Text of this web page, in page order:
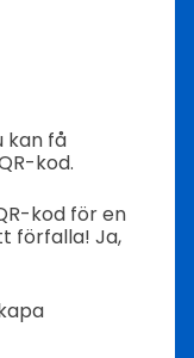
kan få
kod.
kod för en
förfalla! Ja,